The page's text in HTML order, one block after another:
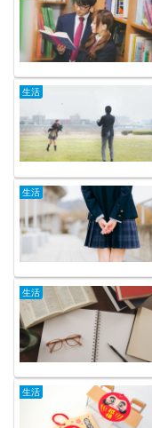
生活
生活
生活
生活